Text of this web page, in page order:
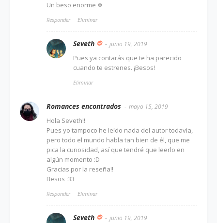
Un beso enorme ❄
Responder Eliminar
Seveth junio 19, 2019
Pues ya contarás que te ha parecido
cuando te estrenes. ¡Besos!
Eliminar
Romances encontrados mayo 15, 2019
Hola Seveth!!
Pues yo tampoco he leído nada del autor todavía,
pero todo el mundo habla tan bien de él, que me
pica la curiosidad, así que tendré que leerlo en
algún momento :D
Gracias por la reseña!!
Besos :33
Responder Eliminar
Seveth junio 19, 2019